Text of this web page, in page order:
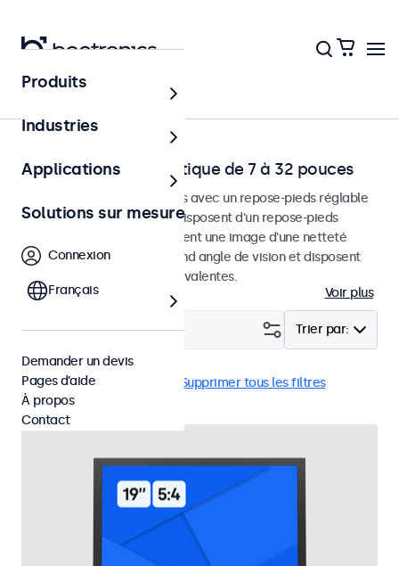
Accueil
Moniteurs de bureautique de 7 à 32 pouces
Moniteurs de bureau conçus avec un repose-pieds réglable
et robuste. Ces moniteurs disposent d'un repose-pieds
compact et stable, fournissent une image d'une netteté
exceptionnelle avec un grand angle de vision et disposent
d'options de connexion polyvalentes.
Voir plus
Trier par:
Filtrer (1)
Bureau Anti-vandales Supprimer tous les filtres
Produits
Industries
Applications
Solutions sur mesure
Connexion
Français
Demander un devis
Pages d’aide
À propos
Contact